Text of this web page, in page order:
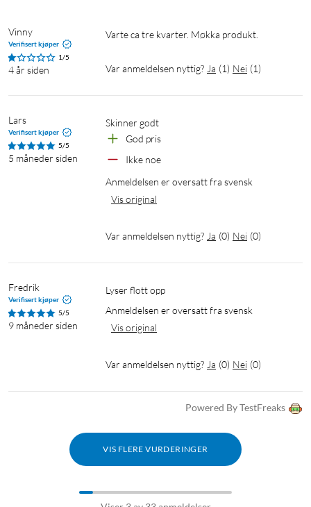
Vinny
Verifisert kjøper
1/5
4 år siden
Varte ca tre kvarter. Møkka produkt.
Var anmeldelsen nyttig? Ja (1) Nei (1)
Lars
Verifisert kjøper
5/5
5 måneder siden
Skinner godt
God pris
Ikke noe
Anmeldelsen er oversatt fra svensk
Vis original
Var anmeldelsen nyttig? Ja (0) Nei (0)
Fredrik
Verifisert kjøper
5/5
9 måneder siden
Lyser flott opp
Anmeldelsen er oversatt fra svensk
Vis original
Var anmeldelsen nyttig? Ja (0) Nei (0)
Powered By TestFreaks
VIS FLERE VURDERINGER